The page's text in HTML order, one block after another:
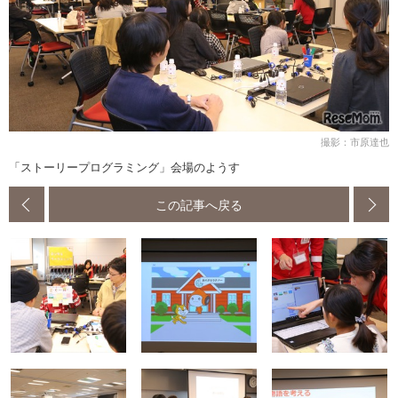
撮影：市原達也
「ストーリープログラミング」会場のようす
この記事へ戻る